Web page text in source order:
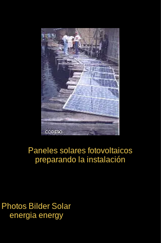
Photos Bilder Solar
energia energy
Paneles solares fotovoltaicos
preparando la instalación